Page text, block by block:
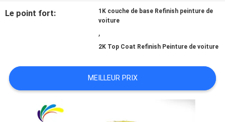
DEMANDE
SOUMISSION
Le point fort:
1K couche de base Refinish peinture de
voiture
,
2K Top Coat Refinish Peinture de voiture
MEILLEUR PRIX